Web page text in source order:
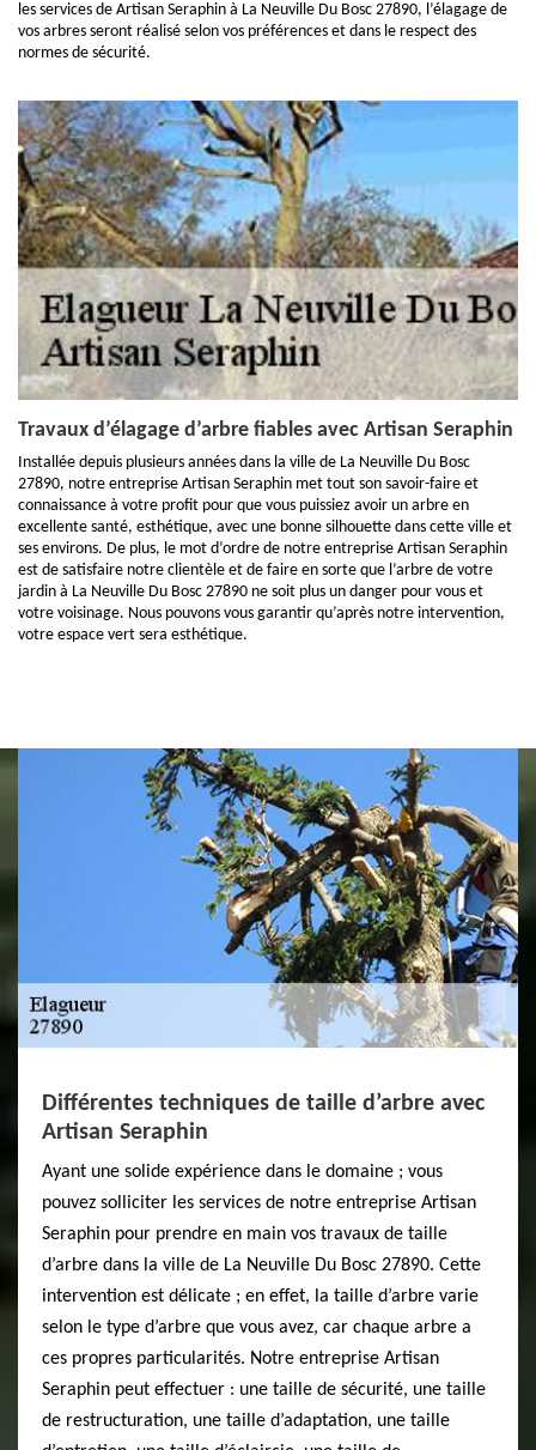
les services de Artisan Seraphin à La Neuville Du Bosc 27890, l’élagage de
vos arbres seront réalisé selon vos préférences et dans le respect des
normes de sécurité.
Travaux d’élagage d’arbre fiables avec Artisan Seraphin
Installée depuis plusieurs années dans la ville de La Neuville Du Bosc
27890, notre entreprise Artisan Seraphin met tout son savoir-faire et
connaissance à votre profit pour que vous puissiez avoir un arbre en
excellente santé, esthétique, avec une bonne silhouette dans cette ville et
ses environs. De plus, le mot d’ordre de notre entreprise Artisan Seraphin
est de satisfaire notre clientèle et de faire en sorte que l’arbre de votre
jardin à La Neuville Du Bosc 27890 ne soit plus un danger pour vous et
votre voisinage. Nous pouvons vous garantir qu’après notre intervention,
votre espace vert sera esthétique.
Différentes techniques de taille d’arbre avec
Artisan Seraphin
Ayant une solide expérience dans le domaine ; vous
pouvez solliciter les services de notre entreprise Artisan
Seraphin pour prendre en main vos travaux de taille
d’arbre dans la ville de La Neuville Du Bosc 27890. Cette
intervention est délicate ; en effet, la taille d’arbre varie
selon le type d’arbre que vous avez, car chaque arbre a
ces propres particularités. Notre entreprise Artisan
Seraphin peut effectuer : une taille de sécurité, une taille
de restructuration, une taille d’adaptation, une taille